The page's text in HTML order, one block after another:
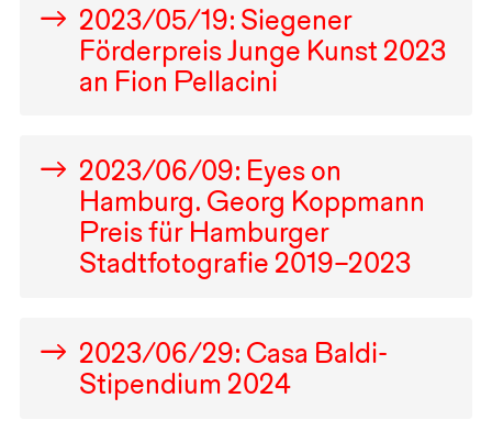
2023/05/19: Siegener
Förderpreis Junge Kunst 2023
an Fion Pellacini
2023/06/09: Eyes on
Hamburg. Georg Koppmann
Preis für Hamburger
Stadtfotografie 2019–2023
2023/06/29: Casa Baldi-
Stipendium 2024